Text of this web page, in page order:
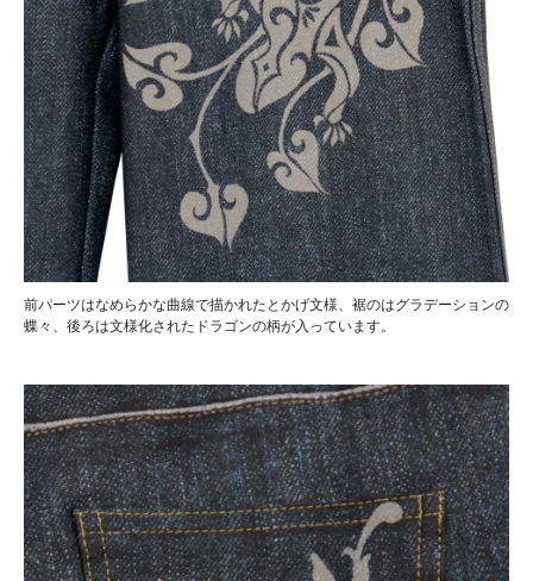
前パーツはなめらかな曲線で描かれたとかげ文様、裾のはグラデーションの
蝶々、後ろは文様化されたドラゴンの柄が入っています。